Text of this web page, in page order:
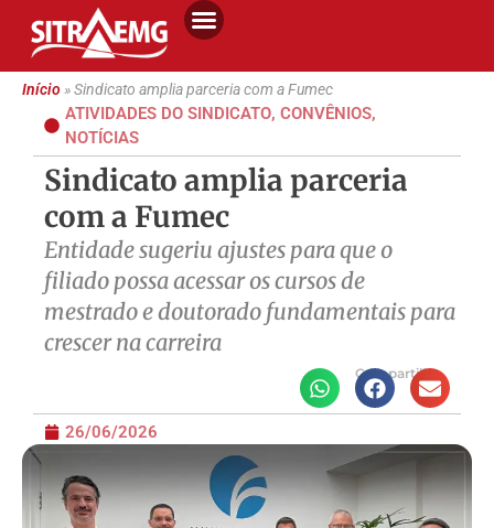
Início»Sindicato amplia parceria com a Fumec
ATIVIDADES DO SINDICATO, CONVÊNIOS,
NOTÍCIAS
Sindicato amplia parceria
com a Fumec
Entidade sugeriu ajustes para que o
filiado possa acessar os cursos de
mestrado e doutorado fundamentais para
crescer na carreira
Compartilhe
26/06/2026